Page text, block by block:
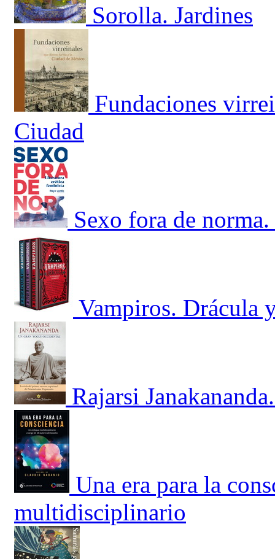
Sorolla. Jardines
Fundaciones
Ciudad
Sexo fora de
Vampiros. Drácula
Rajarsi
Una era para la
multidisciplinario